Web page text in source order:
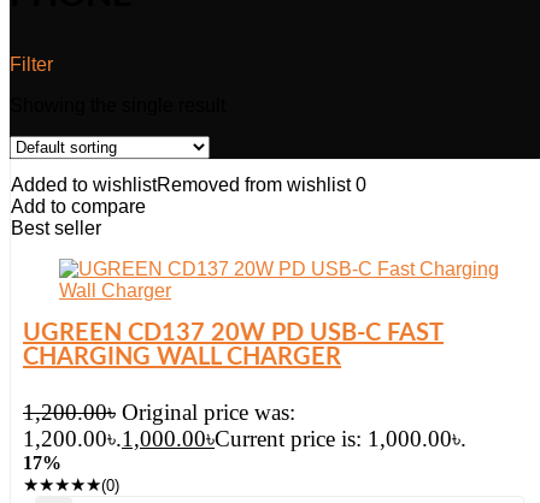
Filter
Added to wishlistRemoved from wishlist 0
Add to compare
Best seller
UGREEN CD137 20W PD USB-C FAST
CHARGING WALL CHARGER
1,200.00৳ Original price was:
1,200.00৳.1,000.00৳Current price is: 1,000.00৳.
17%
★★★★★(0)